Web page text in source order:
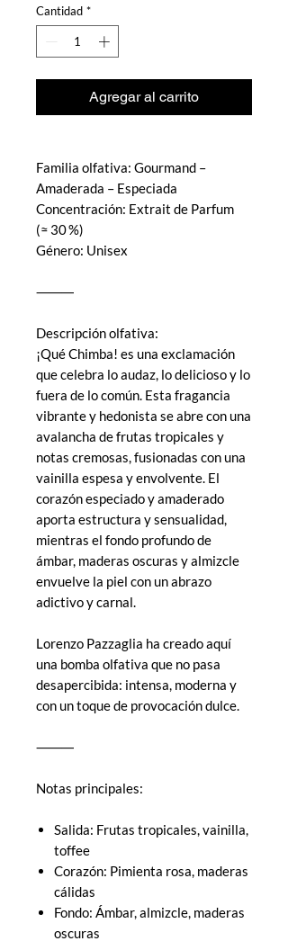
Cantidad *
Agregar al carrito
Familia olfativa: Gourmand –
Amaderada – Especiada
Concentración: Extrait de Parfum
(≈ 30 %)
Género: Unisex
⸻
Descripción olfativa:
¡Qué Chimba! es una exclamación
que celebra lo audaz, lo delicioso y lo
fuera de lo común. Esta fragancia
vibrante y hedonista se abre con una
avalancha de frutas tropicales y
notas cremosas, fusionadas con una
vainilla espesa y envolvente. El
corazón especiado y amaderado
aporta estructura y sensualidad,
mientras el fondo profundo de
ámbar, maderas oscuras y almizcle
envuelve la piel con un abrazo
adictivo y carnal.
Lorenzo Pazzaglia ha creado aquí
una bomba olfativa que no pasa
desapercibida: intensa, moderna y
con un toque de provocación dulce.
⸻
Notas principales:
Salida: Frutas tropicales, vainilla,
toffee
Corazón: Pimienta rosa, maderas
cálidas
Fondo: Ámbar, almizcle, maderas
oscuras